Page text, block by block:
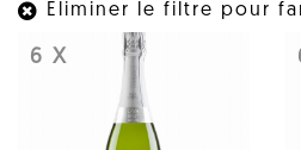
Éliminer le filtre pour
6 X